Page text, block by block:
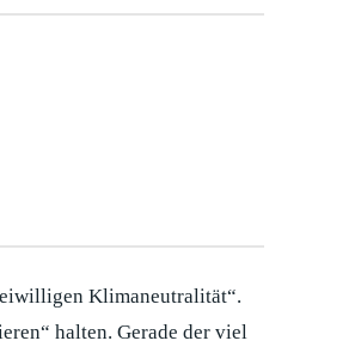
Klimaneutralität“.
halten. Gerade der viel